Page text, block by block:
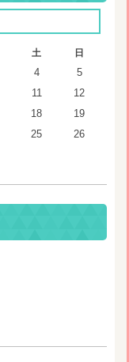
土 日
4
5
11
12
18
19
25
26